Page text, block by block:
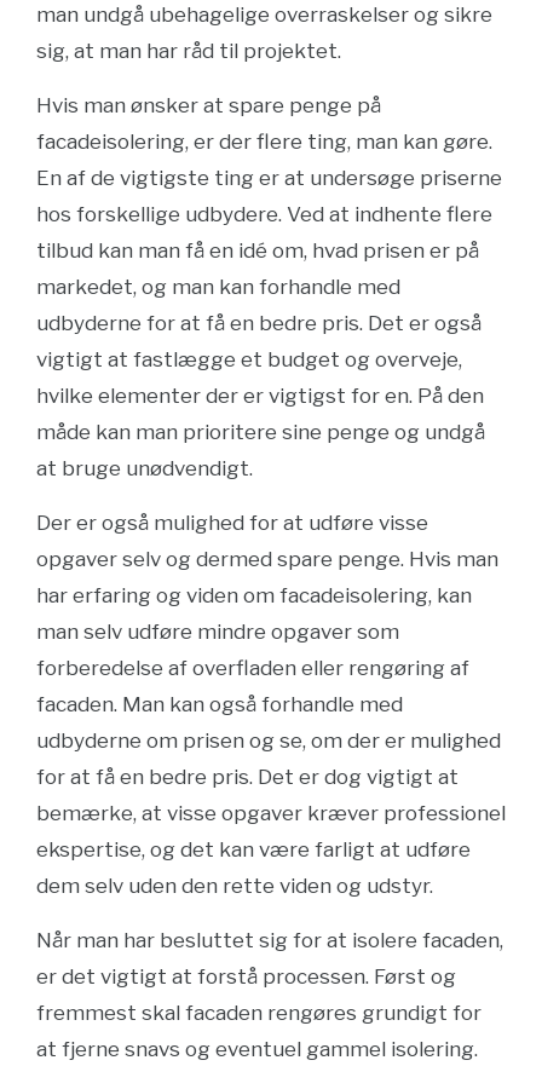
man undgå ubehagelige overraskelser og sikre
sig, at man har råd til projektet.
Hvis man ønsker at spare penge på
facadeisolering, er der flere ting, man kan gøre.
En af de vigtigste ting er at undersøge priserne
hos forskellige udbydere. Ved at indhente flere
tilbud kan man få en idé om, hvad prisen er på
markedet, og man kan forhandle med
udbyderne for at få en bedre pris. Det er også
vigtigt at fastlægge et budget og overveje,
hvilke elementer der er vigtigst for en. På den
måde kan man prioritere sine penge og undgå
at bruge unødvendigt.
Der er også mulighed for at udføre visse
opgaver selv og dermed spare penge. Hvis man
har erfaring og viden om facadeisolering, kan
man selv udføre mindre opgaver som
forberedelse af overfladen eller rengøring af
facaden. Man kan også forhandle med
udbyderne om prisen og se, om der er mulighed
for at få en bedre pris. Det er dog vigtigt at
bemærke, at visse opgaver kræver professionel
ekspertise, og det kan være farligt at udføre
dem selv uden den rette viden og udstyr.
Når man har besluttet sig for at isolere facaden,
er det vigtigt at forstå processen. Først og
fremmest skal facaden rengøres grundigt for
at fjerne snavs og eventuel gammel isolering.